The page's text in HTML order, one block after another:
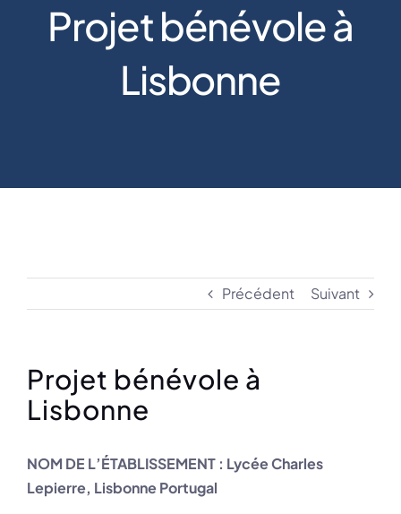
Projet bénévole à
Lisbonne
Précédent Suivant
Projet bénévole à
Lisbonne
NOM DE L’ÉTABLISSEMENT : Lycée Charles
Lepierre, Lisbonne Portugal